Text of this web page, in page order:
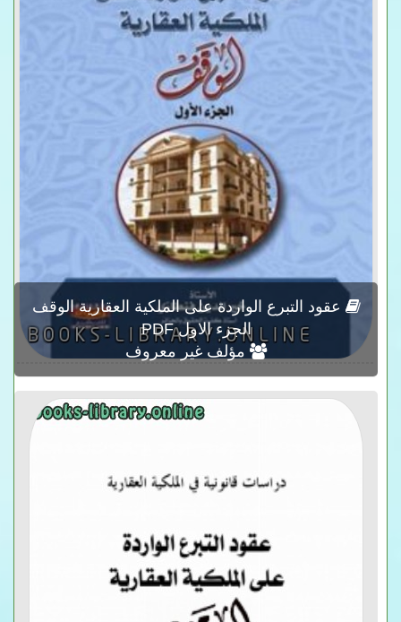
عقود التبرع الواردة على الملكية العقارية الوقف
الجزء الاول PDF
مؤلف غير معروف